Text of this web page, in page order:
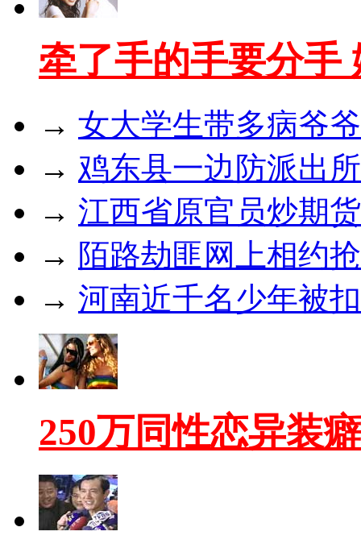
牵了手的手要分手
→ 女大学生带多病爷
→ 鸡东县一边防派出
→ 江西省原官员炒期
→ 陌路劫匪网上相约
→ 河南近千名少年被
250万同性恋异装